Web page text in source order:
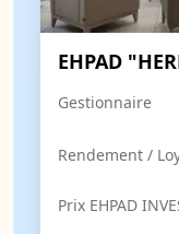
EHPAD
Gestionnaire
Rendement /
Prix EHPAD